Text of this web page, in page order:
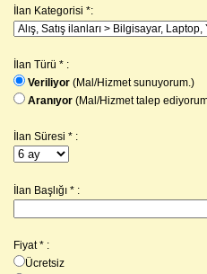
İlan Kategorisi *:
İlan Türü * :
Veriliyor (Mal/Hizmet sunuyorum.)
Aranıyor (Mal/Hizmet talep
İlan Süresi * :
İlan Başlığı * :
Fiyat* :
Ücretsiz